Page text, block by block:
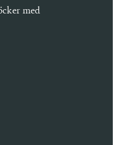
med